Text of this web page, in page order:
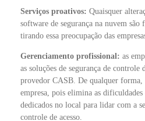
Serviços proativos: Quaisquer
software de segurança na nuvem são
tirando essa preocupação das
Gerenciamento profissional: as
as soluções de segurança de controle
provedor CASB. De qualquer forma,
empresa, pois elimina as
dedicados no local para lidar com a
controle de acesso.